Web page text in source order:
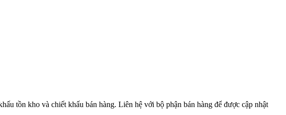
tồn kho và chiết khấu bán hàng. Liên hệ với bộ phận bán hàng để được cập nhật